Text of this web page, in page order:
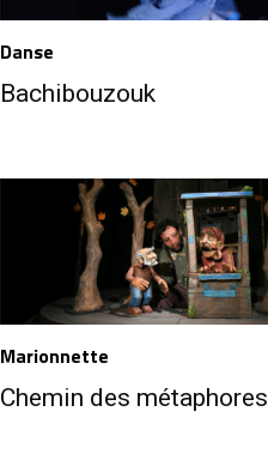
Danse
Bachibouzouk
Marionnette
Chemin des métaphores